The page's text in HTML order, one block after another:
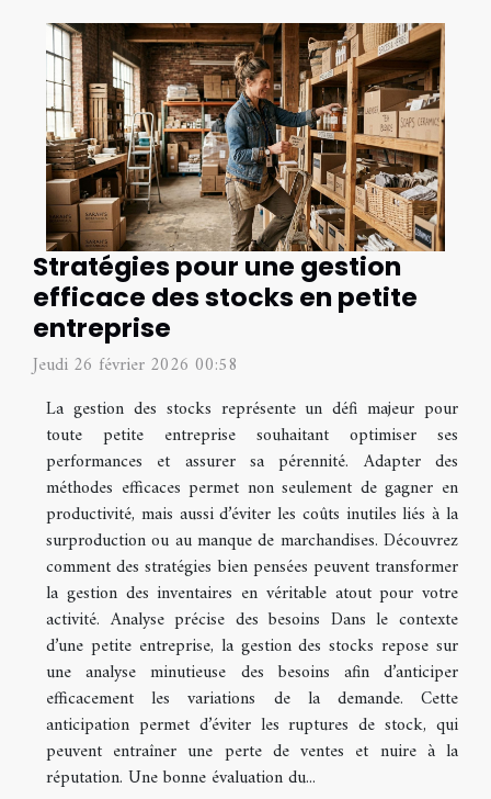
Stratégies pour une gestion
efficace des stocks en petite
entreprise
Jeudi 26 février 2026 00:58
La gestion des stocks représente un défi majeur pour
toute petite entreprise souhaitant optimiser ses
performances et assurer sa pérennité. Adapter des
méthodes efficaces permet non seulement de gagner en
productivité, mais aussi d’éviter les coûts inutiles liés à la
surproduction ou au manque de marchandises. Découvrez
comment des stratégies bien pensées peuvent transformer
la gestion des inventaires en véritable atout pour votre
activité. Analyse précise des besoins Dans le contexte
d’une petite entreprise, la gestion des stocks repose sur
une analyse minutieuse des besoins afin d’anticiper
efficacement les variations de la demande. Cette
anticipation permet d’éviter les ruptures de stock, qui
peuvent entraîner une perte de ventes et nuire à la
réputation. Une bonne évaluation du...